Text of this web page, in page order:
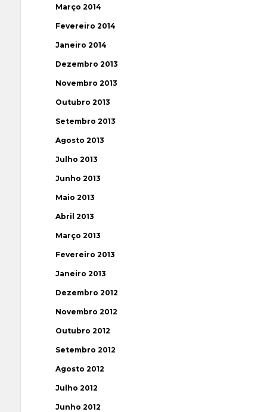
Março 2014
Fevereiro 2014
Janeiro 2014
Dezembro 2013
Novembro 2013
Outubro 2013
Setembro 2013
Agosto 2013
Julho 2013
Junho 2013
Maio 2013
Abril 2013
Março 2013
Fevereiro 2013
Janeiro 2013
Dezembro 2012
Novembro 2012
Outubro 2012
Setembro 2012
Agosto 2012
Julho 2012
Junho 2012